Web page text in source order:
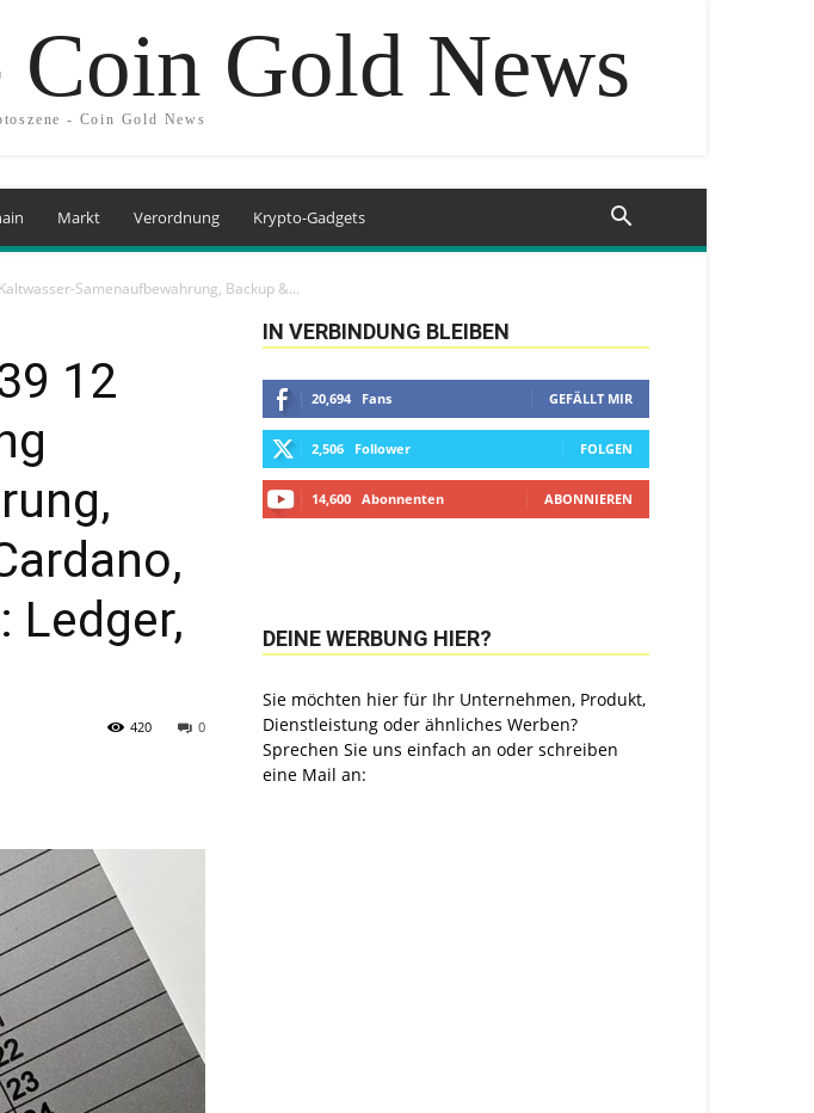
Gold News
- Coin Gold News
Markt Verordnung Krypto-Gadgets
Samenaufbewahrung, Backup &...
12
Ledger,
0
420
IN VERBINDUNG BLEIBEN
20,694 Fans GEFÄLLT MIR
2,506 Follower FOLGEN
14,600 Abonnenten ABONNIEREN
DEINE WERBUNG HIER?
Sie möchten hier für Ihr Unternehmen, Produkt,
Dienstleistung oder ähnliches Werben?
Sprechen Sie uns einfach an oder schreiben
eine Mail an: